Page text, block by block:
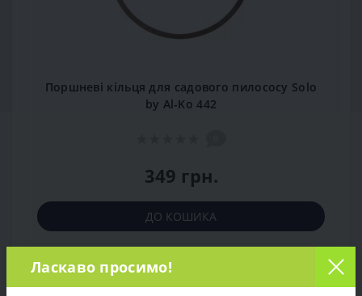
Поршневі кільця для садового пилососу Solo
by Al-Ko 442
349 грн.
ДО КОШИКА
Популярний
Ласкаво просимо!